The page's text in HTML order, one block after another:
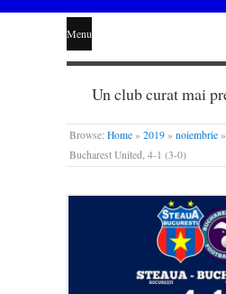
STEAUA
LIBERĂ
Menu
Un club curat mai
Browse: Home » 2019 » noiembrie »
Bucharest United, 4-1 (3-0)